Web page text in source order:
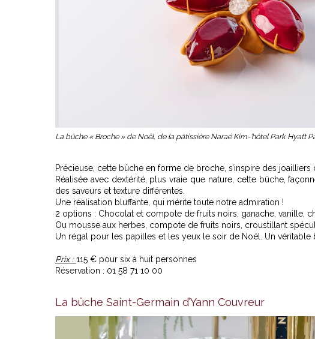
La bûche « Broche » de Noël, de la pâtissière Naraé Kim-’hôtel Park Hyatt
Précieuse, cette bûche en forme de broche, s’inspire des joailliers
Réalisée avec dextérité, plus vraie que nature, cette bûche,
des saveurs et texture différentes.
Une réalisation bluffante, qui mérite toute notre admiration !
2 options : Chocolat et compote de fruits noirs, ganache, vanille,
Ou mousse aux herbes, compote de fruits noirs, croustillant
Un régal pour les papilles et les yeux le soir de Noël. Un véritable
Prix :115 € pour six à huit personnes
Réservation : 01 58 71 10 00
La bûche Saint-Germain d’Yann Couvreur